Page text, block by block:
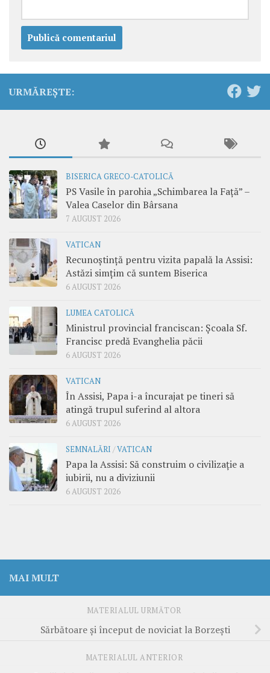
URMĂREȘTE:
BISERICA GRECO-CATOLICĂ
PS Vasile în parohia „Schimbarea la Față” –
Valea Caselor din Bârsana
7 AUGUST 2026
VATICAN
Recunoștință pentru vizita papală la Assisi:
Astăzi simțim că suntem Biserica
6 AUGUST 2026
LUMEA CATOLICĂ
Ministrul provincial franciscan: Școala Sf.
Francisc predă Evanghelia păcii
6 AUGUST 2026
VATICAN
În Assisi, Papa i-a încurajat pe tineri să
atingă trupul suferind al altora
6 AUGUST 2026
SEMNALĂRI /VATICAN
Papa la Assisi: Să construim o civilizație a
iubirii, nu a diviziunii
6 AUGUST 2026
MAI MULT
MATERIALUL URMĂTOR
Sărbătoare şi început de noviciat la Borzeşti
MATERIALUL ANTERIOR